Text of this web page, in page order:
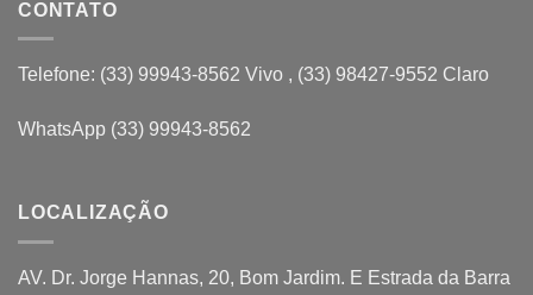
CONTATO
Telefone: (33) 99943-8562 Vivo , (33) 98427-9552 Claro
WhatsApp (33) 99943-8562
LOCALIZAÇÃO
AV. Dr. Jorge Hannas, 20, Bom Jardim. E Estrada da Barra